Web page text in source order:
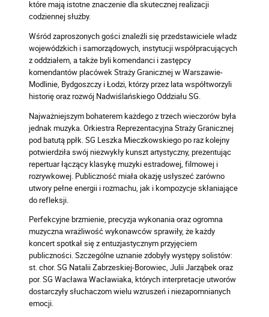
które mają istotne znaczenie dla skutecznej realizacji
codziennej służby.
Wśród zaproszonych gości znaleźli się przedstawiciele władz
wojewódzkich i samorządowych, instytucji współpracujących
z oddziałem, a także byli komendanci i zastępcy
komendantów placówek Straży Granicznej w Warszawie-
Modlinie, Bydgoszczy i Łodzi, którzy przez lata współtworzyli
historię oraz rozwój Nadwiślańskiego Oddziału SG.
Najważniejszym bohaterem każdego z trzech wieczorów była
jednak muzyka. Orkiestra Reprezentacyjna Straży Granicznej
pod batutą ppłk. SG Leszka Mieczkowskiego po raz kolejny
potwierdziła swój niezwykły kunszt artystyczny, prezentując
repertuar łączący klasykę muzyki estradowej, filmowej i
rozrywkowej. Publiczność miała okazję usłyszeć zarówno
utwory pełne energii i rozmachu, jak i kompozycje skłaniające
do refleksji.
Perfekcyjne brzmienie, precyzja wykonania oraz ogromna
muzyczna wrażliwość wykonawców sprawiły, że każdy
koncert spotkał się z entuzjastycznym przyjęciem
publiczności. Szczególne uznanie zdobyły występy solistów:
st. chor. SG Natalii Zabrzeskiej-Borowiec, Julii Jarząbek oraz
por. SG Wacława Wacławiaka, których interpretacje utworów
dostarczyły słuchaczom wielu wzruszeń i niezapomnianych
emocji.